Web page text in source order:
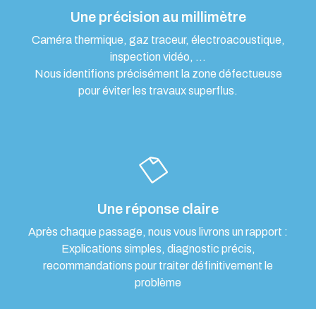
Une précision au millimètre
Caméra thermique, gaz traceur, électroacoustique,
inspection vidéo, …
Nous identifions précisément la zone défectueuse
pour éviter les travaux superflus.
Une réponse claire
Après chaque passage, nous vous livrons un rapport :
Explications simples, diagnostic précis,
recommandations pour traiter définitivement le
problème